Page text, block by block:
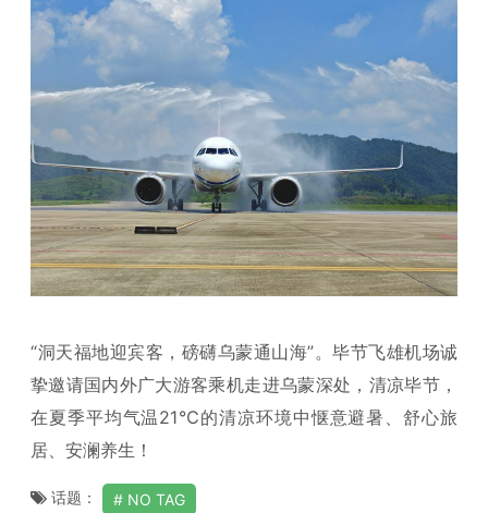
“洞天福地迎宾客，磅礴乌蒙通山海”。毕节飞雄机场诚
挚邀请国内外广大游客乘机走进乌蒙深处，清凉毕节，
在夏季平均气温21℃的清凉环境中惬意避暑、舒心旅
居、安澜养生！
话题： NO TAG